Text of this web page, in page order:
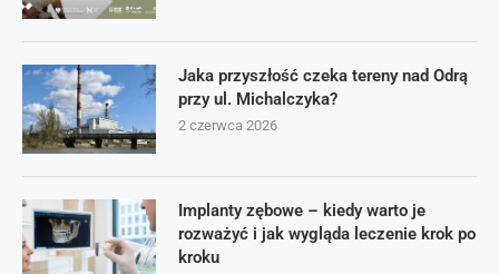
Jaka przyszłość czeka tereny nad Odrą
przy ul. Michalczyka?
2 czerwca 2026
Implanty zębowe – kiedy warto je
rozważyć i jak wygląda leczenie krok po
kroku